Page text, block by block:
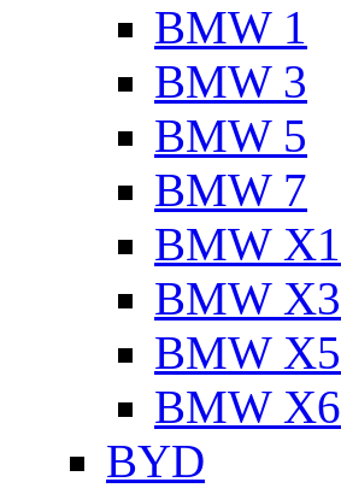
BMW 1
BMW 3
BMW 5
BMW 7
BMW X1
BMW X3
BMW X5
BMW X6
BYD